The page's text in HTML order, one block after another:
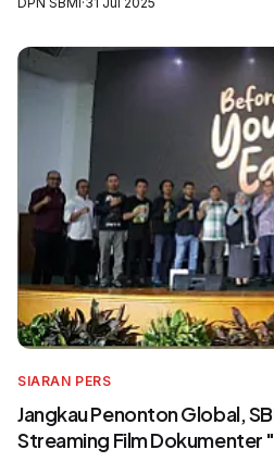
SIARAN PERS
Jangkau Penonton Global,
Streaming Film Dokumenter